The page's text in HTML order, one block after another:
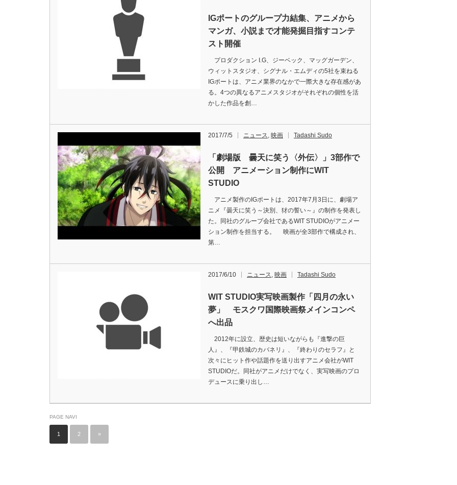
IGポートのグループ力結集、アニメから
マンガ、小説まで才能発掘目指すコンテ
スト開催
プロダクション I.G、ジーベック、マッグガーデン、
ウィットスタジオ、シグナル・エムディの5社を束ねる
IGポートは、アニメ業界のなかで一際大きな存在感があ
る。4つの異なるアニメスタジオがそれぞれの個性を活
かした作品を創…
2017/7/5 ニュース, 映画 Tadashi Sudo
「劇場版 曇天に笑う〈外伝〉」3部作で
公開 アニメーション制作にWIT
STUDIO
アニメ製作のIGポートは、2017年7月3日に、劇場ア
ニメ『曇天に笑う～決別、犲の誓い～』の制作を発表し
た。同社のグループ会社であるWIT STUDIOがアニメー
ション制作を担当する。 映画が全3部作で構成され、
第…
2017/6/10 ニュース, 映画 Tadashi Sudo
WIT STUDIO実写映画製作「四月の永い
夢」 モスクワ国際映画祭メインコンペ
へ出品
2012年に設立、歴史は短いながらも『進撃の巨
人』、『甲鉄城のカバネリ』、『終わりのセラフ』と
次々にヒット作や話題作を送り出すアニメ会社がWIT
STUDIOだ。同社がアニメだけでなく、実写映画のプロ
デュースに乗り出し…
PAGE NAVI
1 2 »